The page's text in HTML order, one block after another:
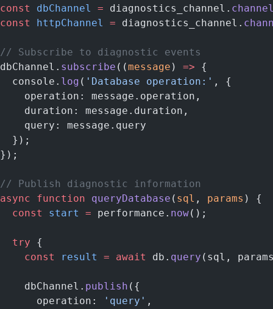
const
dbChannel = diagnostics_channel.
const
httpChannel = diagnostics_channel.
// Subscribe to diagnostic events
dbChannel. subscribe ((message ) => {
  console.
log ( 'Database operation:' , {
    operation: message.operation,
    duration: message.duration,
    query: message.query
  });
});
// Publish diagnostic information
async function queryDatabase ( sql , params ) {
  const
start = performance. now();
  try
{
    const
result = await db. query (sql,
    dbChannel.
publish ({
      operation:
'query' ,